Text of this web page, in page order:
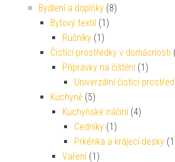
Bydlení a doplňky (8)
Bytový textil (1)
Ručníky (1)
Čistící prostředky v domácnosti
Přípravky na čištění (1)
Univerzální čistící
Kuchyně (5)
Kuchyňské náčiní (4)
Cedníky (1)
Prkénka a krájecí desky
Vaření (1)